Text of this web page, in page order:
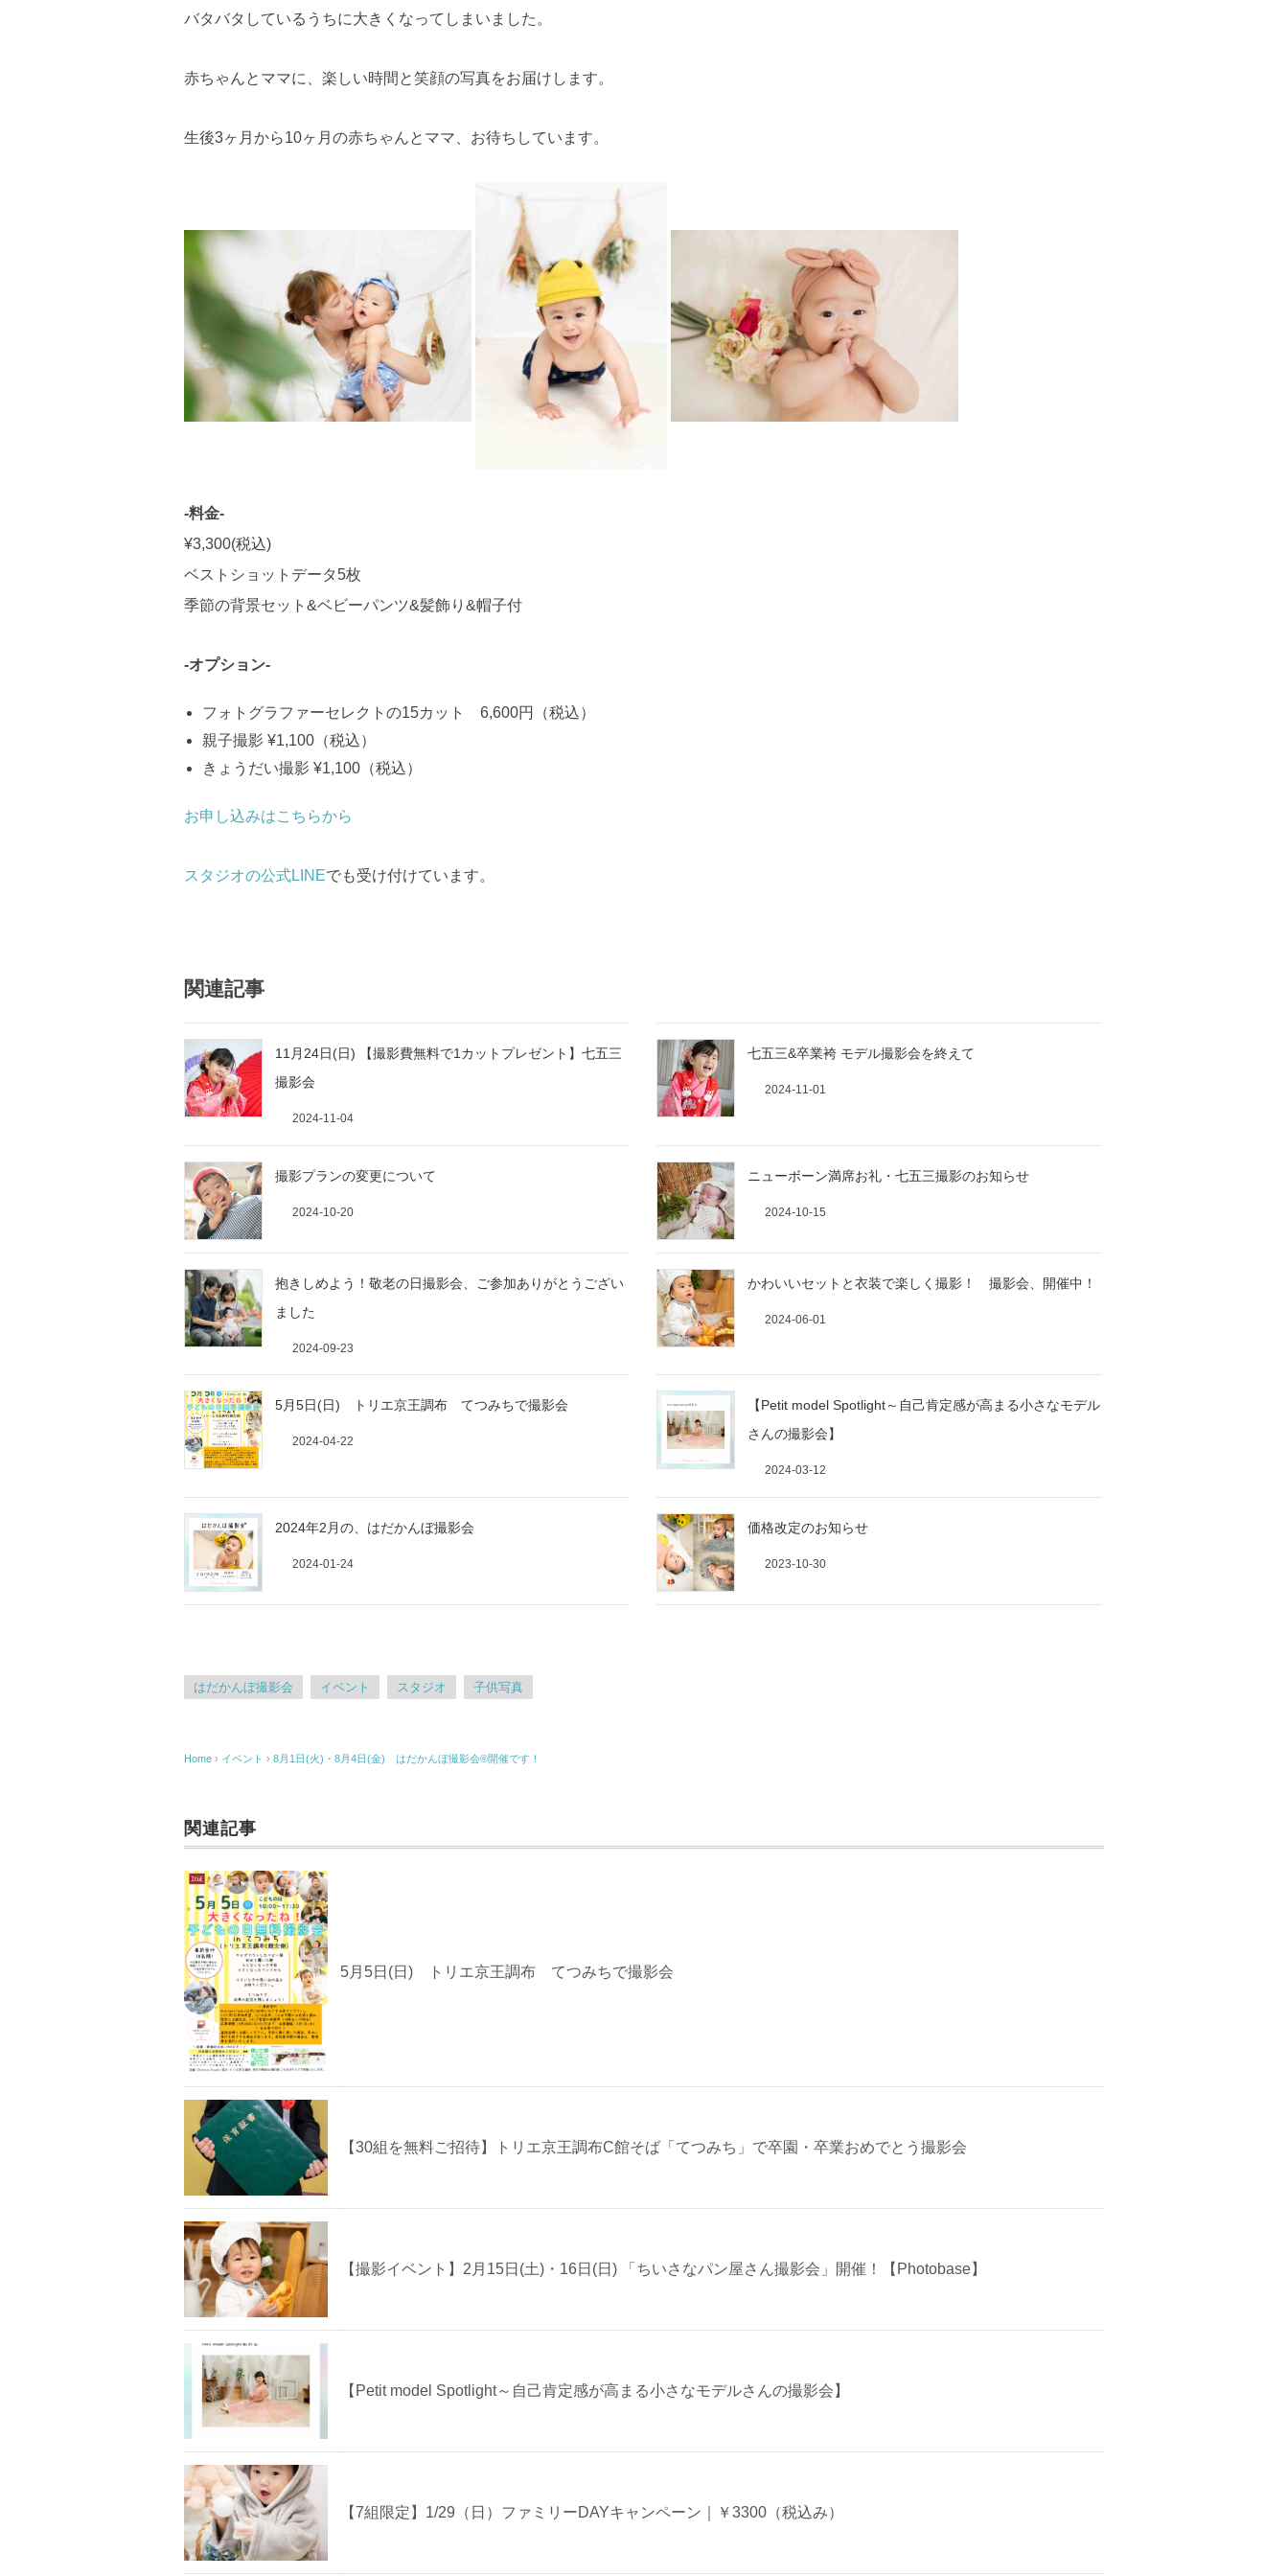
バタバタしているうちに大きくなってしまいました。
赤ちゃんとママに、楽しい時間と笑顔の写真をお届けします。
生後3ヶ月から10ヶ月の赤ちゃんとママ、お待ちしています。
-料金-
¥3,300(税込)
ベストショットデータ5枚
季節の背景セット&ベビーパンツ&髪飾り&帽子付
-オプション-
フォトグラファーセレクトの15カット 6,600円（税込）
親子撮影 ¥1,100（税込）
きょうだい撮影 ¥1,100（税込）
お申し込みはこちらから
スタジオの公式LINEでも受け付けています。
関連記事
11月24日(日) 【撮影費無料で1カットプレゼント】七五三
撮影会
2024-11-04
七五三&卒業袴 モデル撮影会を終えて
2024-11-01
撮影プランの変更について
2024-10-20
ニューボーン満席お礼・七五三撮影のお知らせ
2024-10-15
抱きしめよう！敬老の日撮影会、ご参加ありがとうござい
ました
2024-09-23
かわいいセットと衣装で楽しく撮影！ 撮影会、開催中！
2024-06-01
5月5日(日) トリエ京王調布 てつみちで撮影会
2024-04-22
【Petit model Spotlight～自己肯定感が高まる小さなモデル
さんの撮影会】
2024-03-12
2024年2月の、はだかんぼ撮影会
2024-01-24
価格改定のお知らせ
2023-10-30
はだかんぼ撮影会 イベント スタジオ 子供写真
Home › イベント › 8月1日(火)・8月4日(金) はだかんぼ撮影会®︎開催です！
関連記事
5月5日(日) トリエ京王調布 てつみちで撮影会
【30組を無料ご招待】トリエ京王調布C館そば「てつみち」で卒園・卒業おめでとう撮影会
【撮影イベント】2月15日(土)・16日(日) 「ちいさなパン屋さん撮影会」開催！【Photobase】
【Petit model Spotlight～自己肯定感が高まる小さなモデルさんの撮影会】
【7組限定】1/29（日）ファミリーDAYキャンペーン｜￥3300（税込み）